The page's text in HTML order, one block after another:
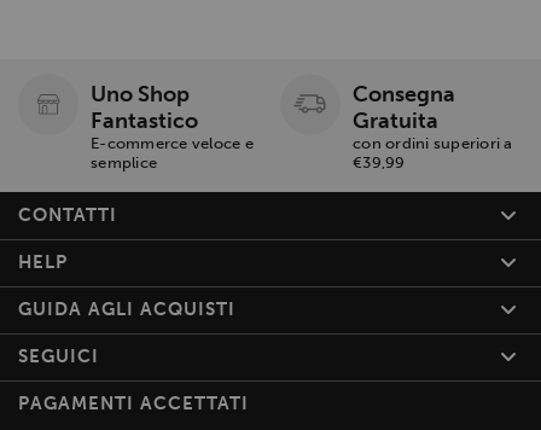
Uno Shop
Fantastico
E-commerce veloce e
semplice
Consegna
Gratuita
con ordini superiori a
€39,99
CONTATTI
HELP
GUIDA AGLI ACQUISTI
SEGUICI
PAGAMENTI ACCETTATI